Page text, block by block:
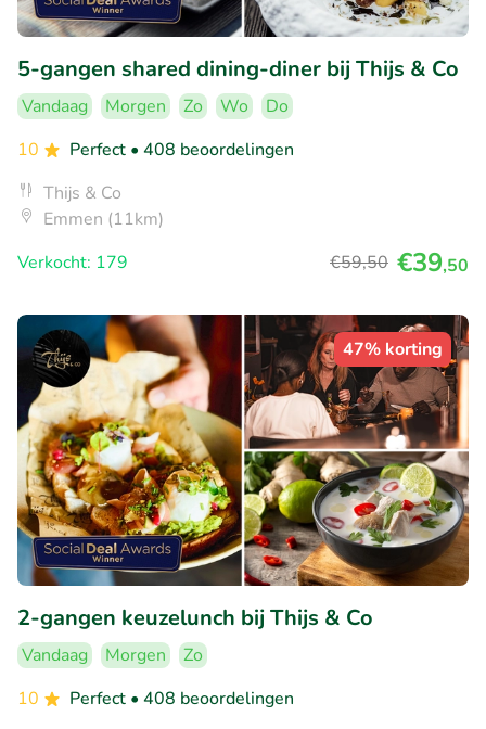
5-gangen shared dining-diner bij Thijs & Co
Vandaag Morgen Zo Wo
Do
10
Perfect • 408 beoordelingen
Thijs & Co
Emmen (11km)
Verkocht: 179
€59,50 €39,50
47% korting
2-gangen keuzelunch bij Thijs & Co
Vandaag Morgen
Zo
10
Perfect • 408 beoordelingen